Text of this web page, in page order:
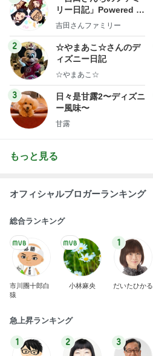
リー日記」Powered b
y Ameba 吉田さんファ
ログ
吉田さんファミリー
2
☆やまあこ☆さんのデ
ィズニー日記
☆やまあこ☆
3
日々是甘露2〜ディズニ
ー風味〜
甘露
もっと見る
オフィシャルブロガーランキング
総合ランキング
市川團十郎白
猿
小林麻央
1
だいたひかる
急上昇ランキング
1 2 3